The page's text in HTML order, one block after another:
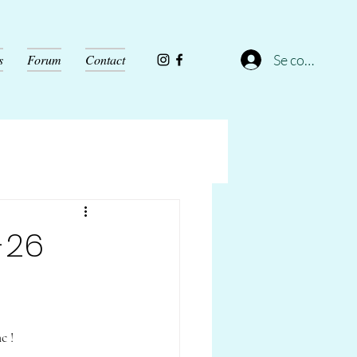
Forum Contact Se connecter
!